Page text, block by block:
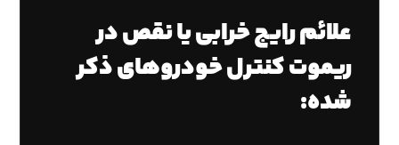
علائم رایج خرابی یا نقص در
ریموت کنترل خودروهای ذکر
شده: